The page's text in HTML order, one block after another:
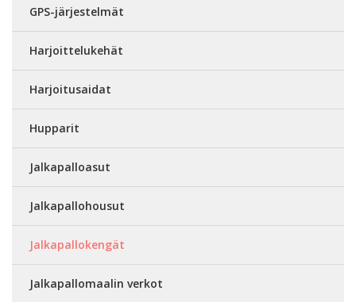
GPS-järjestelmät
Harjoittelukehät
Harjoitusaidat
Hupparit
Jalkapalloasut
Jalkapallohousut
Jalkapallokengät
Jalkapallomaalin verkot